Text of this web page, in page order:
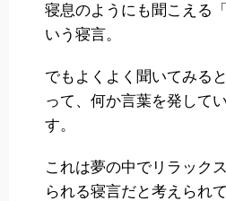
寝息のようにも聞こえる
いう寝言。
でもよくよく聞いてみる
って、何か言葉を発して
す。
これは夢の中でリラック
られる寝言だと考えられ